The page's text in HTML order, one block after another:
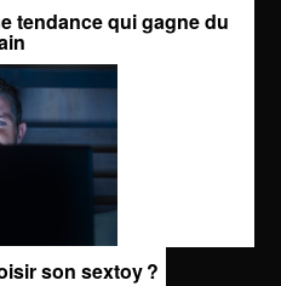
tendance qui gagne du
son sextoy ?